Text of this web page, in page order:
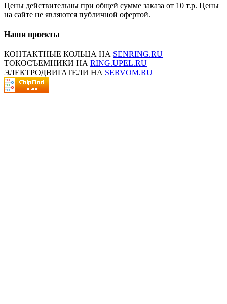
Цены действительны при общей сумме заказа от 10 т.р. Цены
на сайте не являются публичной офертой.
Наши проекты
КОНТАКТНЫЕ КОЛЬЦА НА SENRING.RU
ТОКОСЪЕМНИКИ НА RING.UPEL.RU
ЭЛЕКТРОДВИГАТЕЛИ НА SERVOM.RU